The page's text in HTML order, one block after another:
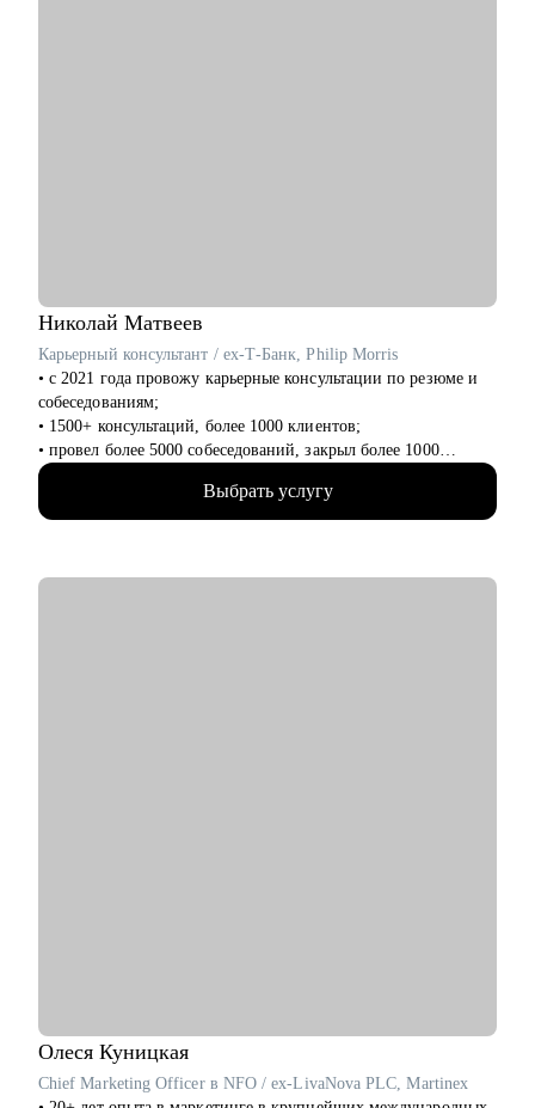
Николай Матвеев
Карьерный консультант / ex-Т-Банк, Philip Morris
• с 2021 года провожу карьерные консультации по резюме и
собеседованиям;
• 1500+ консультаций, более 1000 клиентов;
• провел более 5000 собеседований, закрыл более 1000
вакансий, в том числе и вакансии уровня СЕО-1;
• с нуля выстроил ротацию внутри Т-Банка;
• был первым HR проекта IQOS в России. Сформировал
Выбрать услугу
Олеся Куницкая
Chief Marketing Officer в NFO / ex-LivaNova PLC, Martinex